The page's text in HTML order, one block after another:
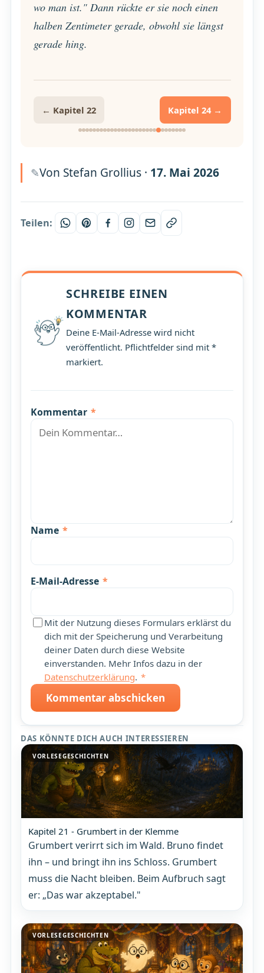
wo man ist." Dann rückte er sie noch einen
halben Zentimeter gerade, obwohl sie längst
gerade hing.
← Kapitel 22 Kapitel 24 →
Von Stefan Grollius · 17. Mai 2026
Teilen:
SCHREIBE EINEN
KOMMENTAR
Deine E-Mail-Adresse wird nicht
veröffentlicht. Pflichtfelder sind mit *
markiert.
Kommentar *
Name *
E-Mail-Adresse *
Mit der Nutzung dieses Formulars erklärst du
dich mit der Speicherung und Verarbeitung
deiner Daten durch diese Website
einverstanden. Mehr Infos dazu in der
Datenschutzerklärung. *
Kommentar abschicken
DAS KÖNNTE DICH AUCH INTERESSIEREN
VORLESEGESCHICHTEN
Kapitel 21 - Grumbert in der Klemme
Grumbert verirrt sich im Wald. Bruno findet
ihn – und bringt ihn ins Schloss. Grumbert
muss die Nacht bleiben. Beim Aufbruch sagt
er: „Das war akzeptabel."
VORLESEGESCHICHTEN